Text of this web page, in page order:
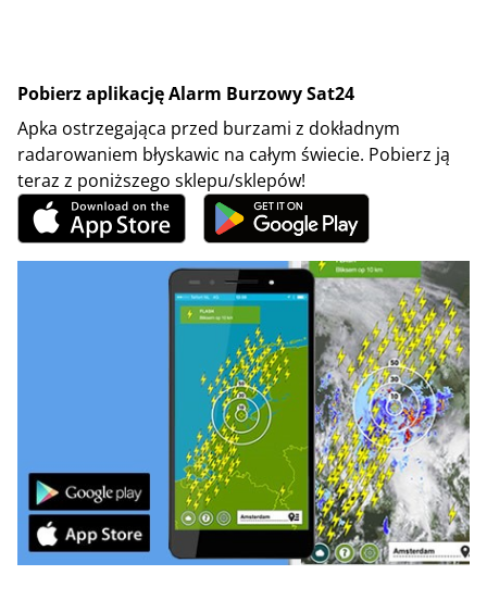
Pobierz aplikację Alarm Burzowy Sat24
Apka ostrzegająca przed burzami z dokładnym
radarowaniem błyskawic na całym świecie. Pobierz ją
teraz z poniższego sklepu/sklepów!